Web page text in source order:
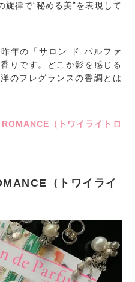
律で“秘める美”を表現して
昨年の「サロン ド パルファ
りです。どこか影を感じる
のフレグランスの香調とは
（トワイライトロ
（トワイライ